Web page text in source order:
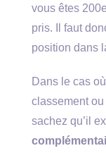
vous êtes
pris. Il faut
position dans
Dans le cas
classement ou
sachez qu’il